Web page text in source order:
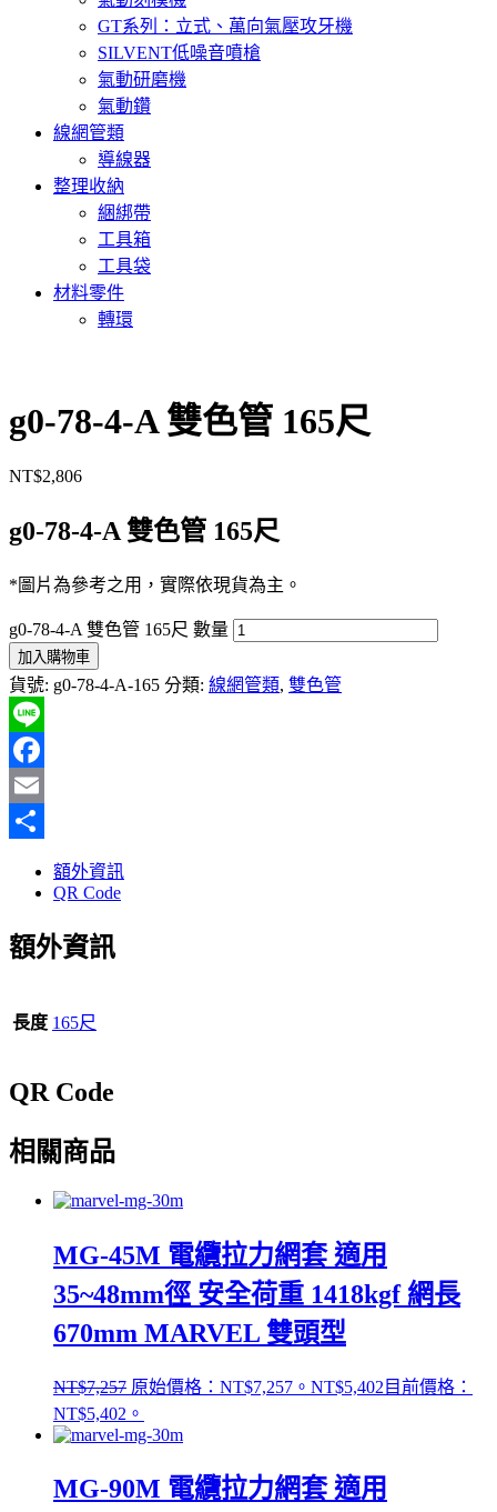
GT系列：立式、萬向氣壓攻牙機
SILVENT低噪音噴槍
氣動研磨機
氣動鑽
線網管類
導線器
整理收納
綑綁帶
工具箱
工具袋
材料零件
轉環
g0-78-4-A 雙色管 165尺
NT$2,806
g0-78-4-A 雙色管 165尺
*圖片為參考之用，實際依現貨為主。
g0-78-4-A 雙色管 165尺 數量
加入購物車
貨號: g0-78-4-A-165 分類: 線網管類, 雙色管
Line
Facebook
Email
額外資訊
QR Code
額外資訊
長度 165尺
QR Code
相關商品
MG-45M 電纜拉力網套 適用
35~48mm徑 安全荷重 1418kgf 網長
670mm MARVEL 雙頭型
NT$7,257 原始價格：NT$7,257。 NT$5,402 目前價格：
NT$5,402。
MG-90M 電纜拉力網套 適用